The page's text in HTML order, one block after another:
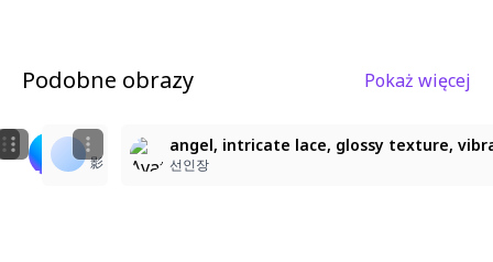
Podobne obrazy Pokaż więcej
LoRA + 1girlチャレンジ
らび
影影
angel, intricate lace, glossy texture,
선인장